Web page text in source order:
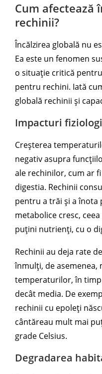
Cum afectează
rechinii?
Încălzirea globală nu
Ea este un fenomen
o situație critică
pentru rechini. Iată
globală rechinii și
Impacturi
Creșterea
negativ asupra
ale rechinilor, cum ar
digestia. Rechinii
pentru a trăi și a înota
metabolice cresc,
puțini nutrienți, cu o
Rechinii au deja rate
înmulți, de asemenea,
temperaturilor, în timp
decât media. De
rechinii cu epoleți
cântăreau mult mai
grade Celsius.
Degradarea